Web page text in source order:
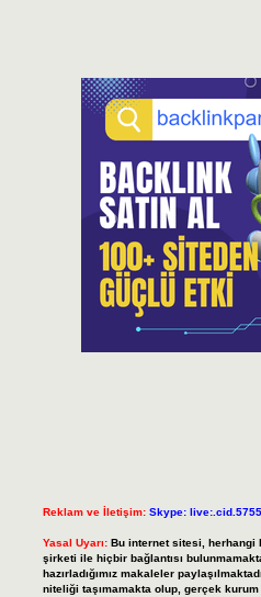
Reklam ve İletişim: Skype:
Yasal Uyarı: Bu internet sitesi, herhangi
şirketi ile hiçbir bağlantısı
hazırladığımız makaleler
niteliği taşımamakta olup, gerçek